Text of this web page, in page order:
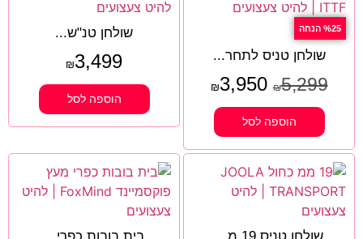
%25 הנחה
שולחן טניס לתחר...
₪5,299
₪3,950
הוספה לסל
שולחן טנ"ש...
₪3,499
הוספה לסל